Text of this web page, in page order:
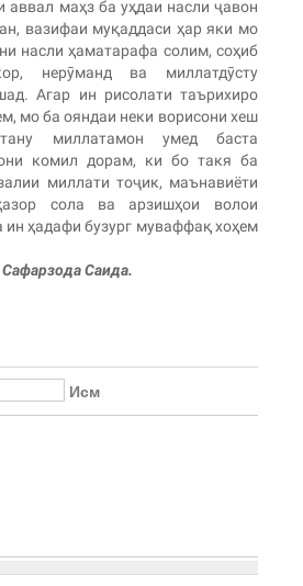
аввал маҳз ба уҳдаи насли ҷавон
вазифаи муқаддаси ҳар яки мо
насли ҳаматарафа солим, соҳиб
нерӯманд ва миллатдӯсту
Агар ин рисолати таърихиро
мо ба ояндаи неки ворисони хеш
миллатамон умед баста
комил дорам, ки бо такя ба
миллати тоҷик, маънавиёти
сола ва арзишҳои волои
ҳадафи бузург муваффақ хоҳем
Саида.
Исм